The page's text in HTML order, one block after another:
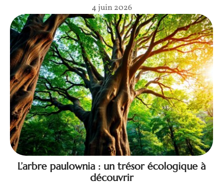
4 juin 2026
L’arbre paulownia : un trésor écologique à
découvrir